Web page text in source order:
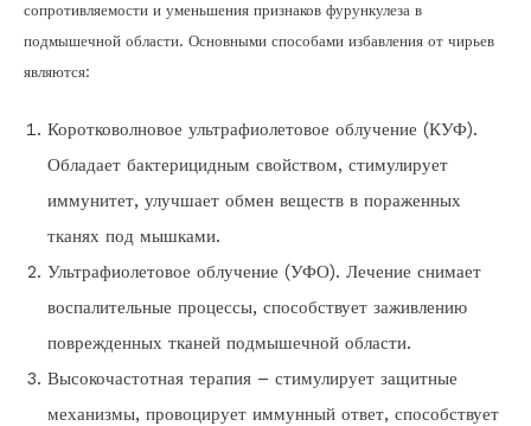
сопротивляемости и уменьшения признаков фурункулеза в
подмышечной области. Основными способами избавления от чирьев
являются:
Коротковолновое ультрафиолетовое облучение (КУФ).
Обладает бактерицидным свойством, стимулирует
иммунитет, улучшает обмен веществ в пораженных
тканях под мышками.
Ультрафиолетовое облучение (УФО). Лечение снимает
воспалительные процессы, способствует заживлению
поврежденных тканей подмышечной области.
Высокочастотная терапия – стимулирует защитные
механизмы, провоцирует иммунный ответ, способствует